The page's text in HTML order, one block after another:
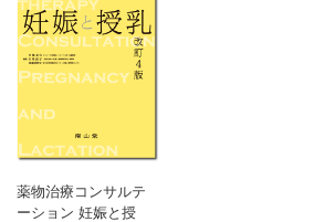
薬物治療コンサルテ
ーション 妊娠と授